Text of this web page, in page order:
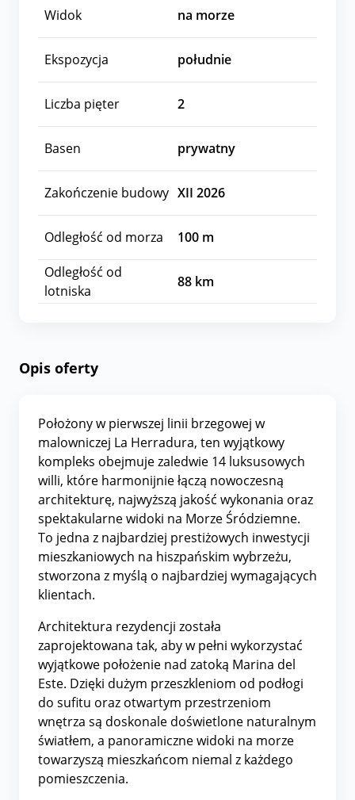
Widok na morze
Ekspozycja południe
Liczba pięter 2
Basen prywatny
Zakończenie budowy XII 2026
Odległość od morza 100 m
Odległość od
lotniska
88 km
Opis oferty
Położony w pierwszej linii brzegowej w
malowniczej La Herradura, ten wyjątkowy
kompleks obejmuje zaledwie 14 luksusowych
willi, które harmonijnie łączą nowoczesną
architekturę, najwyższą jakość wykonania oraz
spektakularne widoki na Morze Śródziemne.
To jedna z najbardziej prestiżowych inwestycji
mieszkaniowych na hiszpańskim wybrzeżu,
stworzona z myślą o najbardziej wymagających
klientach.
Architektura rezydencji została
zaprojektowana tak, aby w pełni wykorzystać
wyjątkowe położenie nad zatoką Marina del
Este. Dzięki dużym przeszkleniom od podłogi
do sufitu oraz otwartym przestrzeniom
wnętrza są doskonale doświetlone naturalnym
światłem, a panoramiczne widoki na morze
towarzyszą mieszkańcom niemal z każdego
pomieszczenia.